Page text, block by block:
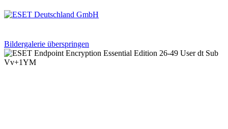
Bildergalerie überspringen